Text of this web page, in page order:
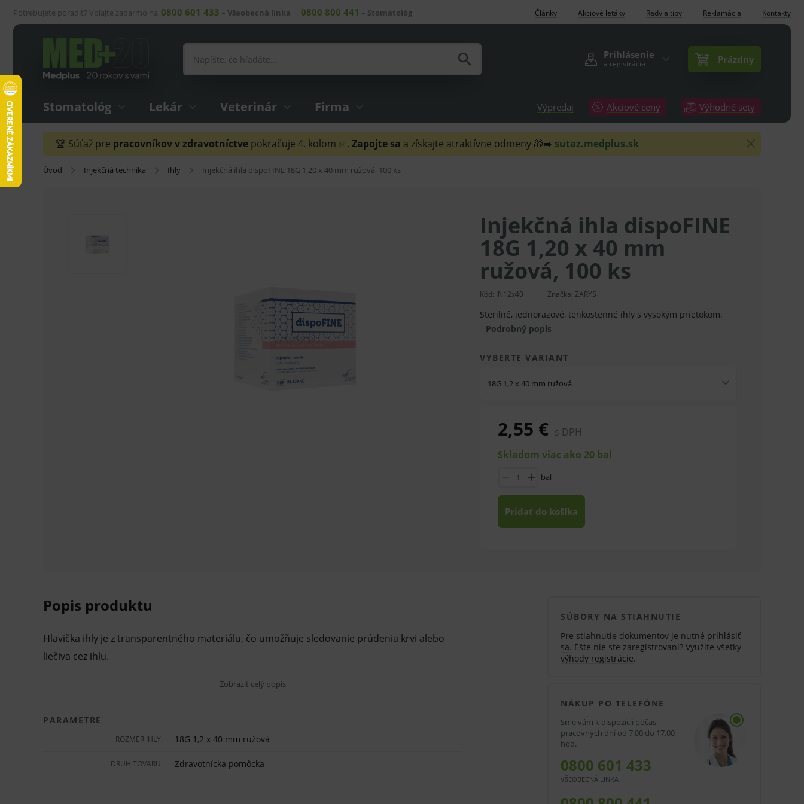
Potrebujete poradiť? Volajte zadarmo na 0800 601 433 – Všeobecná linka 0800 800 441 – Stomatológ Články Akciové letáky Rady a tipy Reklamácia Kontakty
Prihlásenie
a registrácia Prázdny
Stomatológ Lekár Veterinár Firma Výpredaj Akciové ceny Výhodné sety
🏆 Súťaž pre pracovníkov v zdravotníctve pokračuje 4. kolom ✅. Zapojte sa a získajte atraktívne odmeny 🎁➡️ sutaz.medplus.sk
Úvod Injekčná technika Ihly Injekčná ihla dispoFINE 18G 1,20 x 40 mm ružová, 100 ks
Injekčná ihla dispoFINE
18G 1,20 x 40 mm
ružová, 100 ks
Kód: IN12x40 Značka: ZARYS
Sterilné, jednorazové, tenkostenné ihly s vysokým prietokom.
Podrobný popis
VYBERTE VARIANT
18G 1,2 x 40 mm ružová
2,55 € s DPH
Skladom viac ako 20 bal
bal
Pridať do košíka
Popis produktu
Hlavička ihly je z transparentného materiálu, čo umožňuje sledovanie prúdenia krvi alebo
liečiva cez ihlu.
puzdro a viečko vyrobené z polypropylénu
Zobraziť celý popis
PARAMETRE
ROZMER IHLY: 18G 1,2 x 40 mm ružová
DRUH TOVARU: Zdravotnícka pomôcka
SÚBORY NA STIAHNUTIE
Pre stiahnutie dokumentov je nutné prihlásiť
sa. Ešte nie ste zaregistrovaní? Využite všetky
výhody registrácie.
NÁKUP PO TELEFÓNE
Sme vám k dispozícii počas
pracovných dní od 7.00 do 17.00
hod.
0800 601 433
VŠEOBECNÁ LINKA